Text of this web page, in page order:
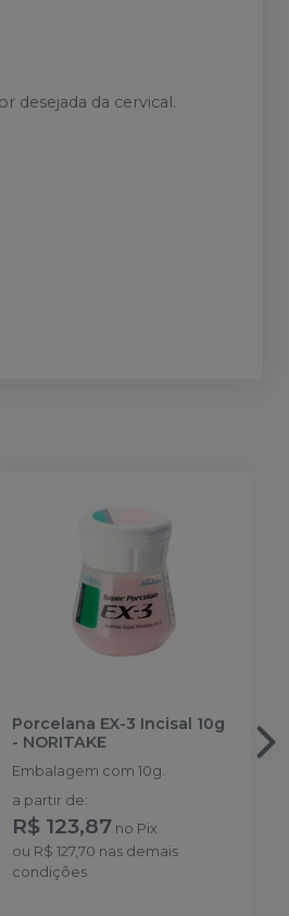
desejada da cervical.
Porcelana EX-3 Incisal 10g
- NORITAKE
Embalagem com 10g.
a partir de:
R$ 123,87 no Pix
ou R$ 127,70 nas demais
condições